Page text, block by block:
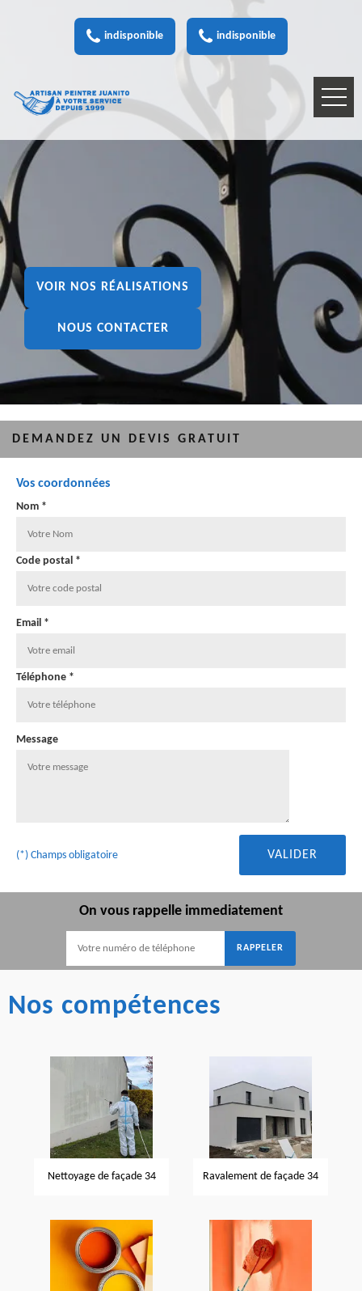
indisponible indisponible
VOIR NOS RÉALISATIONS
NOUS CONTACTER
DEMANDEZ UN DEVIS GRATUIT
Vos coordonnées
Nom *
Code postal *
Email *
Téléphone *
Message
(*) Champs obligatoire
On vous rappelle immediatement
Nos compétences
Nettoyage de façade 34 Ravalement de façade 34